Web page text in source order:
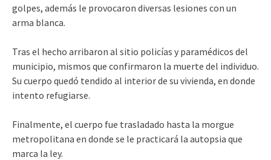
golpes, además le provocaron diversas lesiones con un
arma blanca.
Tras el hecho arribaron al sitio policías y paramédicos del
municipio, mismos que confirmaron la muerte del individuo.
Su cuerpo quedó tendido al interior de su vivienda, en donde
intento refugiarse.
Finalmente, el cuerpo fue trasladado hasta la morgue
metropolitana en donde se le practicará la autopsia que
marca la ley.